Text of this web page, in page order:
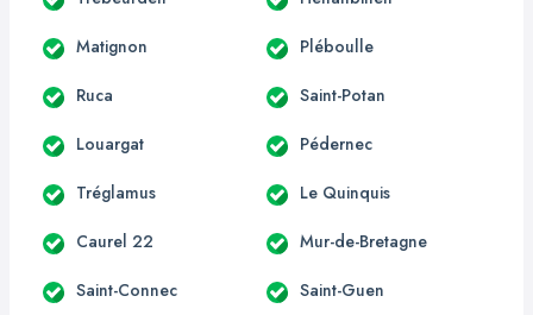
Matignon Pléboulle
Ruca Saint-Potan
Louargat Pédernec
Tréglamus Le Quinquis
Caurel 22 Mur-de-Bretagne
Saint-Connec Saint-Guen